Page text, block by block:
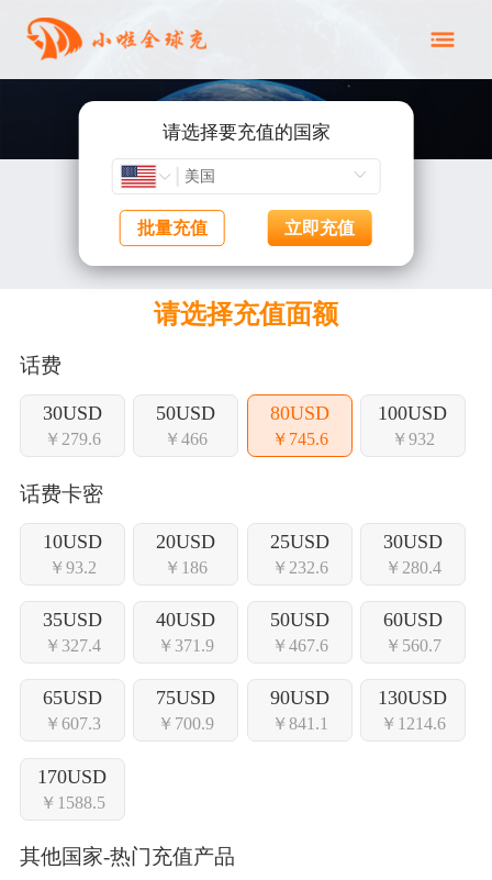
请选择要充值的国家
批量充值 立即充值
请选择充值面额
话费
30USD
￥279.6
50USD
￥466
80USD
￥745.6
100USD
￥932
话费卡密
10USD
￥93.2
20USD
￥186
25USD
￥232.6
30USD
￥280.4
35USD
￥327.4
40USD
￥371.9
50USD
￥467.6
60USD
￥560.7
65USD
￥607.3
75USD
￥700.9
90USD
￥841.1
130USD
￥1214.6
170USD
￥1588.5
其他国家-热门充值产品